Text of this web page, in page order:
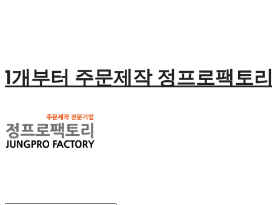
1개부터 주문제작 정프로팩토리